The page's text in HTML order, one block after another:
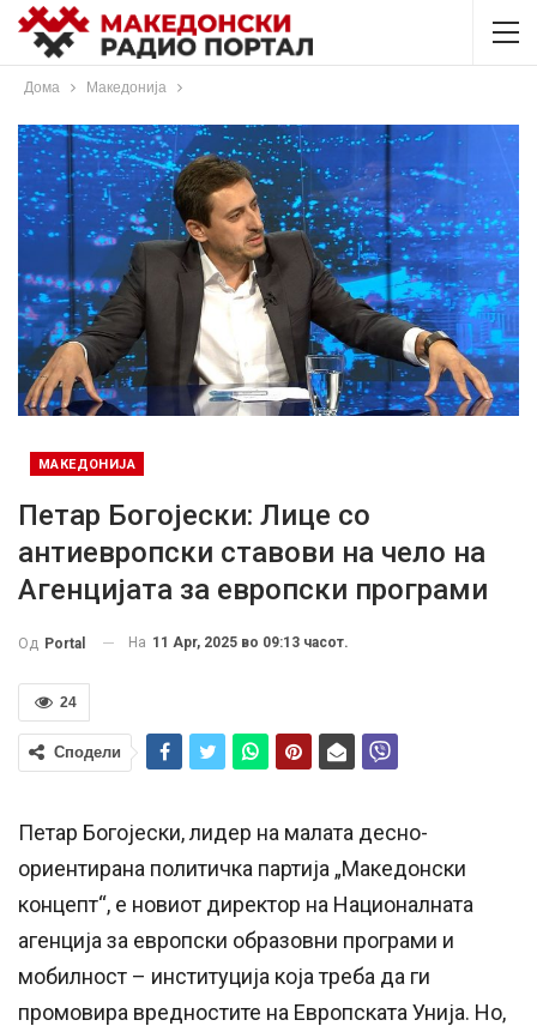
Дома Македонија
МАКЕДОНИЈА
Петар Богојески: Лице со
антиевропски ставови на чело на
Агенцијата за европски програми
Од Portal На 11 Apr, 2025 во 09:13 часот.
24
Сподели
Петар Богојески, лидер на малата десно-
ориентирана политичка партија „Македонски
концепт“, е новиот директор на Националната
агенција за европски образовни програми и
мобилност – институција која треба да ги
промовира вредностите на Европската Унија. Но,